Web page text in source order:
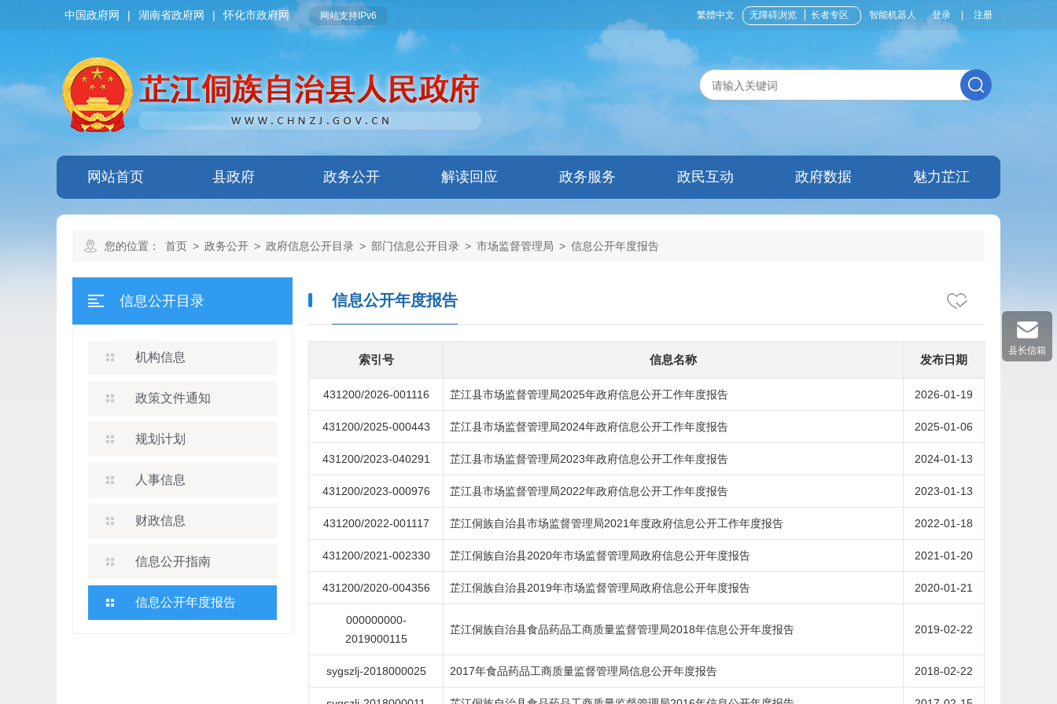
繁體中文 无障碍浏览 长者专区 智能机器人 登录 注册
中国政府网 | 湖南省政府网 | 怀化市政府网 网站支持IPv6
网站首页 县政府 政务公开 解读回应 政务服务 政民互动 政府数据 魅力芷江
您的位置： 首页 > 政务公开 > 政府信息公开目录 > 部门信息公开目录 > 市场监督管理局 > 信息公开年度报告
信息公开目录
机构信息
政策文件通知
规划计划
人事信息
财政信息
信息公开指南
信息公开年度报告
信息公开年度报告
索引号 信息名称 发布日期
431200/2026-001116 芷江县市场监督管理局2025年政府信息公开工作年度报告 2026-01-19
431200/2025-000443 芷江县市场监督管理局2024年政府信息公开工作年度报告 2025-01-06
431200/2023-040291 芷江县市场监督管理局2023年政府信息公开工作年度报告 2024-01-13
431200/2023-000976 芷江县市场监督管理局2022年政府信息公开工作年度报告 2023-01-13
431200/2022-001117 芷江侗族自治县市场监督管理局2021年度政府信息公开工作年度报告 2022-01-18
431200/2021-002330 芷江侗族自治县2020年市场监督管理局政府信息公开年度报告 2021-01-20
431200/2020-004356 芷江侗族自治县2019年市场监督管理局政府信息公开年度报告 2020-01-21
000000000-
2019000115
芷江侗族自治县食品药品工商质量监督管理局2018年信息公开年度报告 2019-02-22
sygszlj-2018000025 2017年食品药品工商质量监督管理局信息公开年度报告 2018-02-22
县长信箱